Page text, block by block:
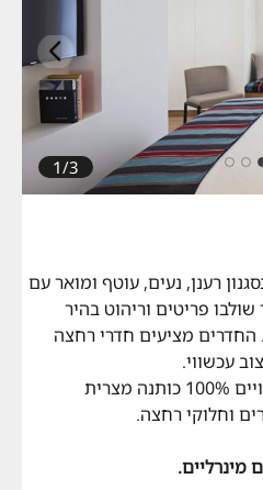
1/3
קודם
רענן, נעים, עוטף ומואר עם
פריטים וריהוט בהיר
החדרים מציעים חדרי רחצה
עכשווי.
בחדר תמצאו מצעי מיטה עשויים 100% כותנה מצרית
וחלוקי רחצה.
מינרליים.